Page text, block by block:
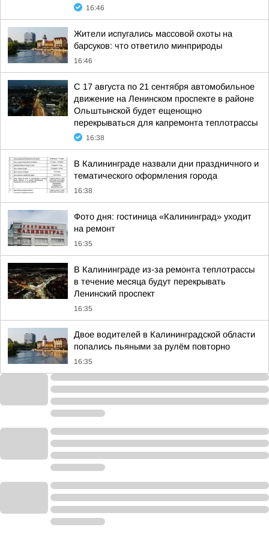
16:46
Жители испугались массовой охоты на
барсуков: что ответило минприроды
16:46
С 17 августа по 21 сентября автомобильное
движение на Ленинском проспекте в районе
Ольштынской будет ещенощно
перекрываться для капремонта теплотрассы
16:38
В Калининграде назвали дни праздничного и
тематического оформления города
16:38
Фото дня: гостиница «Калининград» уходит
на ремонт
16:35
В Калининграде из-за ремонта теплотрассы
в течение месяца будут перекрывать
Ленинский проспект
16:35
Двое водителей в Калининградской области
попались пьяными за рулём повторно
16:35